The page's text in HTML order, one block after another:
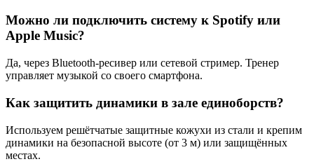
Можно ли подключить систему к Spotify или
Apple Music?
Да, через Bluetooth-ресивер или сетевой стример. Тренер
управляет музыкой со своего смартфона.
Как защитить динамики в зале единоборств?
Используем решётчатые защитные кожухи из стали и крепим
динамики на безопасной высоте (от 3 м) или защищённых
местах.